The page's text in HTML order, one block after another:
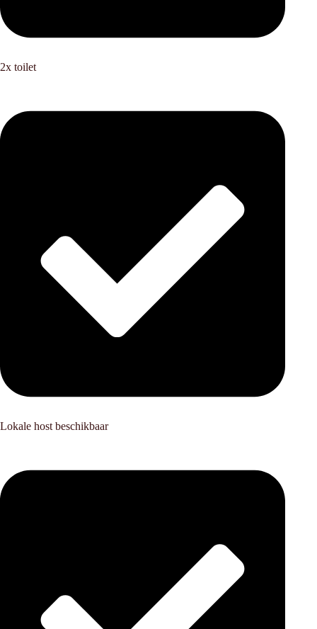
2x toilet
Lokale host beschikbaar